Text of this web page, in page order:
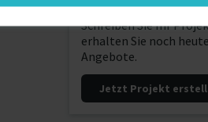
Schreiben Sie Ihr
erhalten Sie noch
Angebote.
Jetzt Projekt